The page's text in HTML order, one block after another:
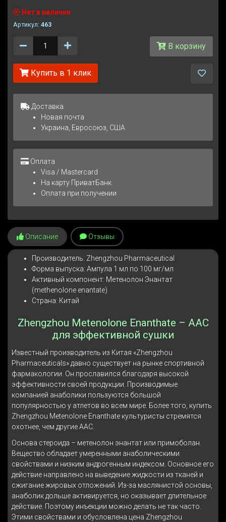
Нет в наличии
Артикул: 463
Количество
В корзину
Купить в 1 клик
Доставка
Новая почта
Украина, Евросоюз, США
Оплата
Visa / Mastercard
На карту ПриватБанк
Оплата при получении
Описание Отзывы
Производитель: Zhengzhou Pharmaceutical
Форма выпуска: Ампула 1 мл по 100 мг/мл
Активный компонент: Метенолон Энантат
(methenolone enantate)
Страна: Китай
Zhengzhou Metenolone Enanthate – ААС
для эффективной сушки
Известный производитель из Китая «Zhengzhou
Pharmaceuticals» давно существует на рынке спортивной
фармакологии. Он прославился благодаря высокой
эффективности своей продукции. Производимые
компанией анаболики пользуются большой
популярностью у атлетов во всем мире. Более того, купить
Zhengzhou Metenolone Enanthate культуристы стремятся
охотнее, чем другие ААС.
Основа стероида – метенолон энантат или примоболан.
Вещество обладает умеренными анаболическими
свойствами и низким андрогенным индексом. Основное его
действие направлено на выведение жидкости из тканей и
сжигание жировых отложений. Из-за маслянистой основы,
анаболик дольше активируется, но оказывает длительное
действие. Поэтому инъекции можно делать не так часто.
Этими свойствами и обусловлена цена Zhengzhou